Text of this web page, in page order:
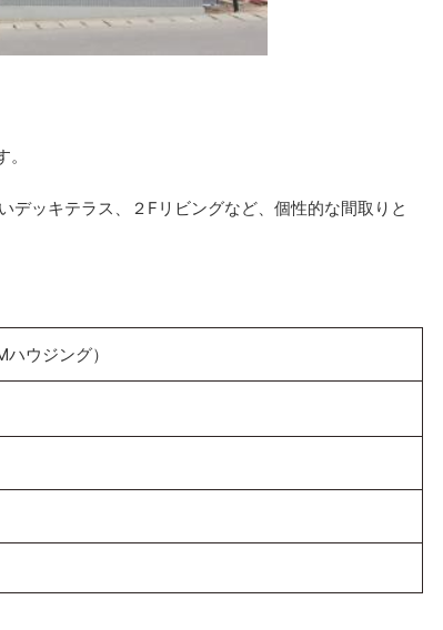
デッキテラス、２Fリビングなど、個性的な間取りと
ウジング）